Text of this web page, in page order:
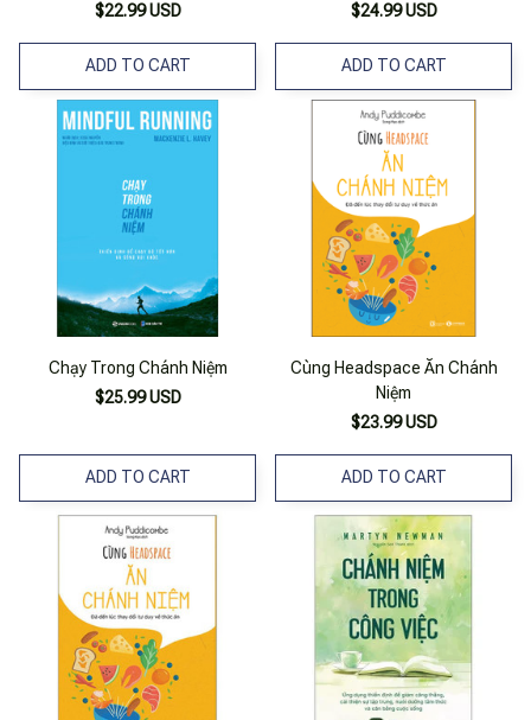
$22.99 USD
ADD TO CART
$24.99 USD
ADD TO CART
Chạy Trong Chánh Niệm
$25.99 USD
ADD TO CART
Cùng Headspace Ăn Chánh
Niệm
$23.99 USD
ADD TO CART